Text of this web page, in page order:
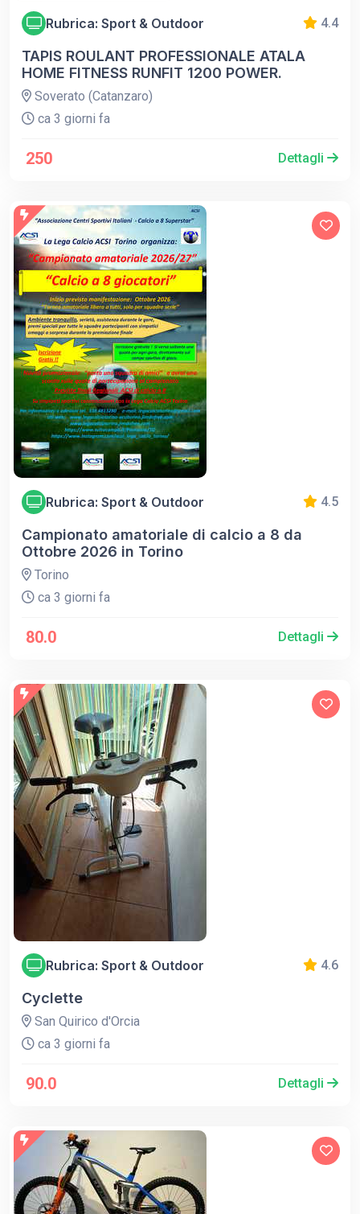
Rubrica: Sport & Outdoor 4.4
TAPIS ROULANT PROFESSIONALE ATALA
HOME FITNESS RUNFIT 1200 POWER.
Soverato (Catanzaro)
ca 3 giorni fa
250 Dettagli
Rubrica: Sport & Outdoor 4.5
Campionato amatoriale di calcio a 8 da
Ottobre 2026 in Torino
Torino
ca 3 giorni fa
80.0 Dettagli
Rubrica: Sport & Outdoor 4.6
Cyclette
San Quirico d'Orcia
ca 3 giorni fa
90.0 Dettagli